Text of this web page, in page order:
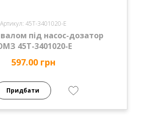
Артикул: 45Т-3401020-Е
під насос-дозатор
45Т-3401020-Е
597.00 грн
Придбати